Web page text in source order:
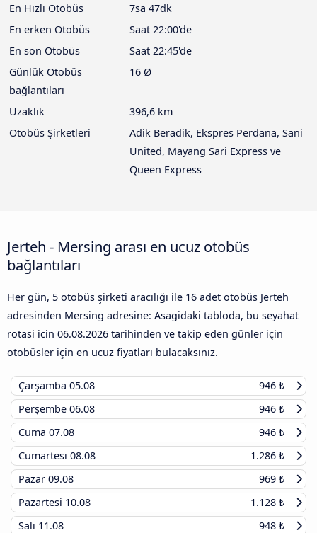
En Hızlı Otobüs
7sa 47dk
En erken Otobüs
Saat 22:00'de
En son Otobüs
Saat 22:45'de
Günlük Otobüs
bağlantıları
16 Ø
Uzaklık
396,6 km
Otobüs Şirketleri
Adik Beradik, Ekspres Perdana, Sani
United, Mayang Sari Express ve
Queen Express
Jerteh - Mersing arası en ucuz otobüs
bağlantıları
Her gün, 5 otobüs şirketi aracılığı ile 16 adet otobüs Jerteh
adresinden Mersing adresine: Asagidaki tabloda, bu seyahat
rotasi icin 06.08.2026 tarihinden ve takip eden günler için
otobüsler için en ucuz fiyatları bulacaksınız.
Çarşamba 05.08
946 ₺
Perşembe 06.08
946 ₺
Cuma 07.08
946 ₺
Cumartesi 08.08
1.286 ₺
Pazar 09.08
969 ₺
Pazartesi 10.08
1.128 ₺
Salı 11.08 948 ₺